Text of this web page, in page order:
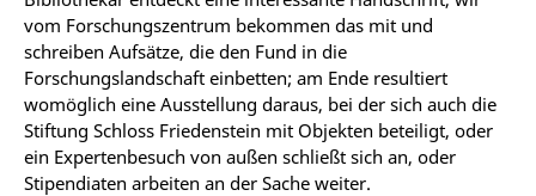
vom Forschungszentrum bekommen das mit und
schreiben Aufsätze, die den Fund in die
Forschungslandschaft einbetten; am Ende resultiert
womöglich eine Ausstellung daraus, bei der sich auch die
Stiftung Schloss Friedenstein mit Objekten beteiligt, oder
ein Expertenbesuch von außen schließt sich an, oder
Stipendiaten arbeiten an der Sache weiter.